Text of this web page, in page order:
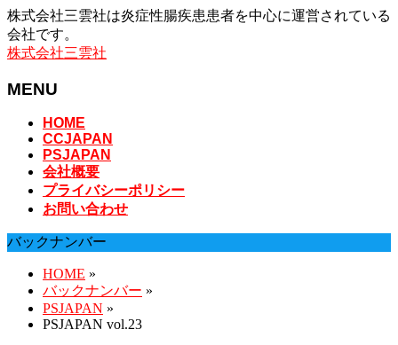
株式会社三雲社は炎症性腸疾患患者を中心に運営されている
会社です。
株式会社三雲社
MENU
ば
す
HOME
CCJAPAN
PSJAPAN
会社概要
プライバシーポリシー
お問い合わせ
バックナンバー
HOME »
バックナンバー »
PSJAPAN »
PSJAPAN vol.23